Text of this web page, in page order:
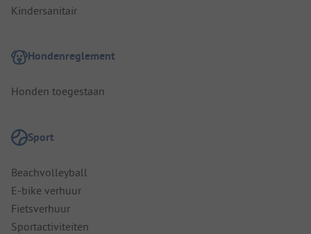
Kindersanitair
Hondenreglement
Honden toegestaan
Sport
Beachvolleyball
E-bike verhuur
Fietsverhuur
Sportactiviteiten